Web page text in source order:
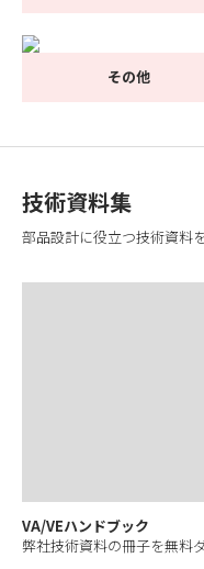
その他
技術資料集
部品設計に役立つ技術資料
VA/VEハンドブック
弊社技術資料の冊子を無料